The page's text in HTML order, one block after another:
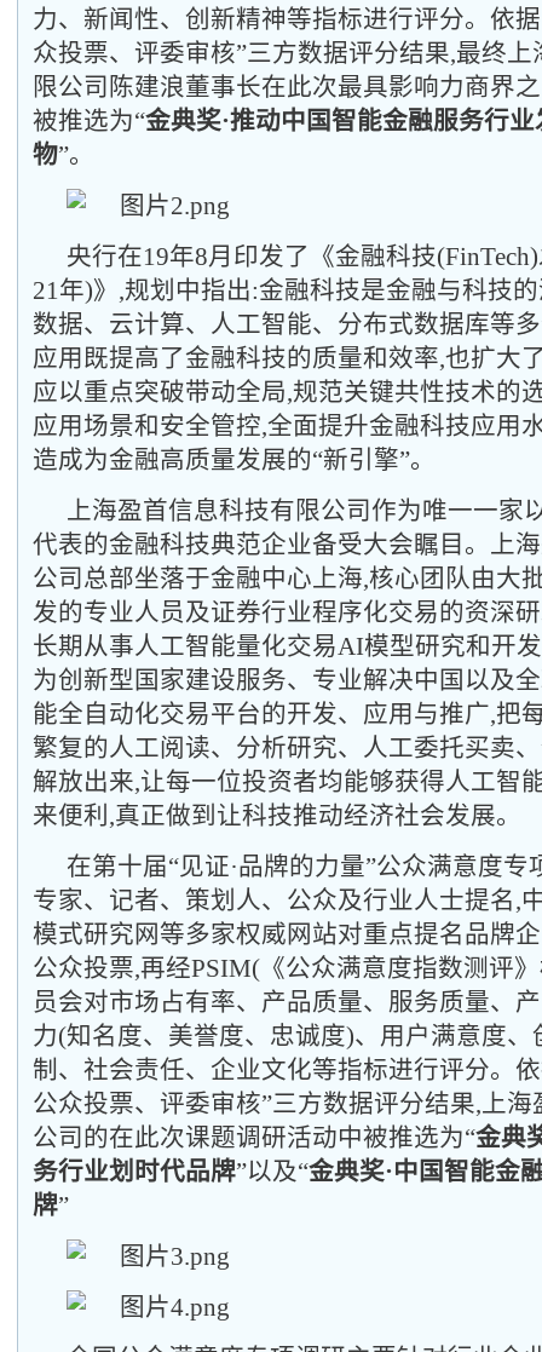
力、新闻性、创新精神等指标进行评分。依
众投票、评委审核”三方数据评分结果,最终
限公司陈建浪董事长在此次最具影响力商界
被推选为“金典奖·推动中国智能金融服务行
物”。
央行在19年8月 印发了《金融科技(
21年)》 ,规划中指出:金融科技是金融与科技
数据、云计算、人工智能、分布式数据库等
应用既提高了金融科技的质量和效率,也扩大
应以重点突破带动全局,规范关键共性技术的
应用场景和安全管控,全面提升金融科技应用
造成为金融高质量发展的“新引擎”。
上海盈首信息科技有限公司作为唯一一家
代表的金融科技典范企业备受大会瞩目。上
公司总部坐落于金融中心上海,核心团队由大
发的专业人员及证券行业程序化交易的资深
长期从事人工智能量化交易AI模型研究和开
为创新型国家建设服务、专业解决中国以及
能全自动化交易平台的开发、应用与推广,把
繁复的人工阅读、分析研究、人工委托买卖
解放出来,让每一位投资者均能够获得人工智
来便利,真正做到让科技推动经济社会发展。
在第十届“见证·品牌的力量”公众满意度
专家、记者、策划人、公众及行业人士提名,
模式研究网等多家权威网站对重点提名品牌
公众投票,再经PSIM(《公众满意度指数测评
员会对市场占有率、产品质量、服务质量、
力(知名度、美誉度、忠诚度)、用户满意度、
制、社会责任、企业文化等指标进行评分。
公众投票、评委审核”三方数据评分结果,上
公司的在此次课题调研活动中被推选为“金典
务行业划时代品牌”以及“金典奖·中国智能金
牌”